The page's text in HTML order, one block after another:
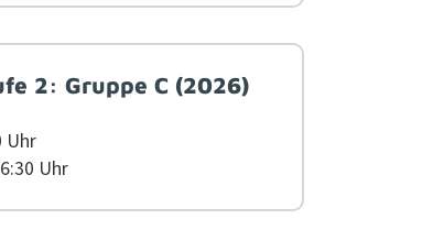
2: Gruppe C (2026)
Uhr
Uhr